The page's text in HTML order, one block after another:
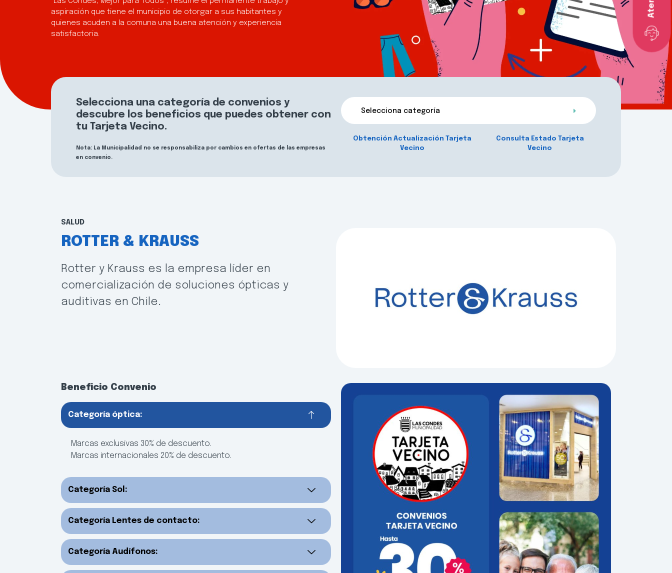
aspiración que tiene el municipio de otorgar a sus habitantes y
quienes acuden a la comuna una buena atención y experiencia
satisfactoria.
Selecciona una categoría de convenios y
descubre los beneficios que puedes obtener con
tu Tarjeta Vecino.
Nota: La Municipalidad no se responsabiliza por cambios en ofertas de las empresas
en convenio.
Selecciona categoría
Obtención Actualización Tarjeta
Vecino
Consulta Estado Tarjeta
Vecino
SALUD
ROTTER & KRAUSS
Rotter y Krauss es la empresa líder en
comercialización de soluciones ópticas y
auditivas en Chile.
Beneficio Convenio
Categoría óptica:
Marcas exclusivas 30% de descuento.
Marcas internacionales 20% de descuento.
Categoría Sol:
Categoría Lentes de contacto:
Categoría Audífonos: